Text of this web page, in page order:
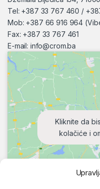
Tel: +387 33 767 460 /
Mob: +387 66 916 964
Fax: +387 33 767 461
E-mail: info@crom.ba
Kliknite da
kolačiće i